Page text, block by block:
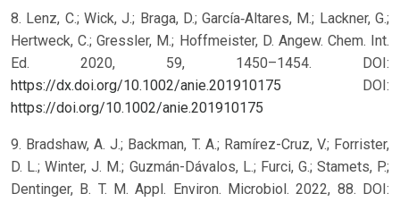
8. Lenz, C.; Wick, J.; Braga, D.; García‐Altares, M.; Lackner, G.;
Hertweck, C.; Gressler, M.; Hoffmeister, D. Angew. Chem. Int.
Ed. 2020, 59, 1450–1454. DOI:
https://dx.doi.org/10.1002/anie.201910175
DOI:
https://doi.org/10.1002/anie.201910175
9. Bradshaw, A. J.; Backman, T. A.; Ramírez-Cruz, V.; Forrister,
D. L.; Winter, J. M.; Guzmán-Dávalos, L.; Furci, G.; Stamets, P.;
Dentinger, B. T. M. Appl. Environ. Microbiol. 2022, 88. DOI: